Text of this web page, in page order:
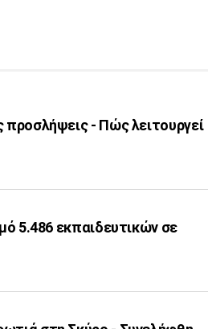
προσλήψεις - Πώς λειτουργεί
5.486 εκπαιδευτικών σε